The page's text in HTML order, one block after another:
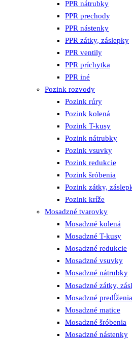
PPR nátrubky
PPR prechody
PPR nástenky
PPR zátky, záslepky
PPR ventily
PPR príchytka
PPR iné
Pozink rozvody
Pozink rúry
Pozink kolená
Pozink T-kusy
Pozink nátrubky
Pozink vsuvky
Pozink redukcie
Pozink šróbenia
Pozink zátky,
Pozink kríže
Mosadzné tvarovky
Mosadzné kolená
Mosadzné T-kusy
Mosadzné redukcie
Mosadzné vsuvky
Mosadzné nátrubky
Mosadzné zátky,
Mosadzné predĺženia
Mosadzné matice
Mosadzné šróbenia
Mosadzné nástenky